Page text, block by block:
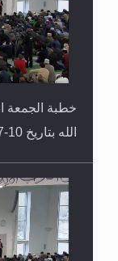
خطبة الجمعة
الله بتاريخ 10-07-2026